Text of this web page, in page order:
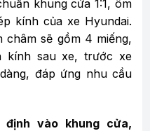
khung cửa 1:1, ôm
kính của xe Hyundai.
sẽ gồm 4 miếng,
kính sau xe, trước xe
đáp ứng nhu cầu
vào khung cửa,